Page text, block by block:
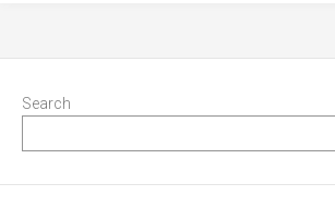
Search